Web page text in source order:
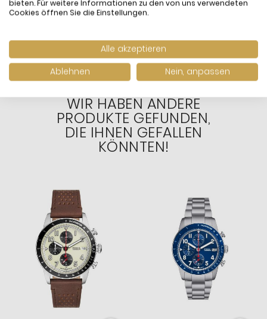
Band EFV-100D-8AVUEF
99,90 €
Edelstahl-Armband
F20024/3
179,00 €
lieferbar
WIR HABEN ANDERE
PRODUKTE GEFUNDEN,
DIE IHNEN GEFALLEN
KÖNNTEN!
bieten. Für weitere Informationen zu den von uns verwendeten
Cookies öffnen Sie die Einstellungen.
Alle akzeptieren
Ablehnen
Nein, anpassen